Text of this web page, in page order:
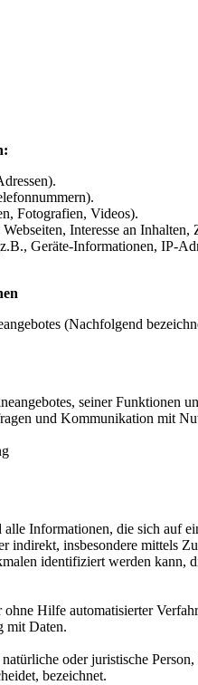
Fotografien, Videos).
Interesse an Inhalten,
Geräte-Informationen, IP-
(Nachfolgend
seiner Funktionen
und Kommunikation mit
alle Informationen, die sich auf
indirekt, insbesondere mittels
identifiziert werden kann,
ohne Hilfe automatisierter
mit Daten.
oder juristische
bezeichnet.